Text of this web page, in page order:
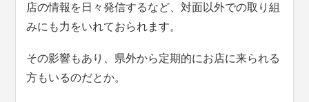
店の情報を日々発信するなど、対面以外での取り組
みにも力をいれておられます。
その影響もあり、県外から定期的にお店に来られる
方もいるのだとか。